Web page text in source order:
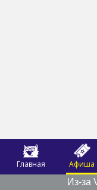
Главная Афиша
Из-за